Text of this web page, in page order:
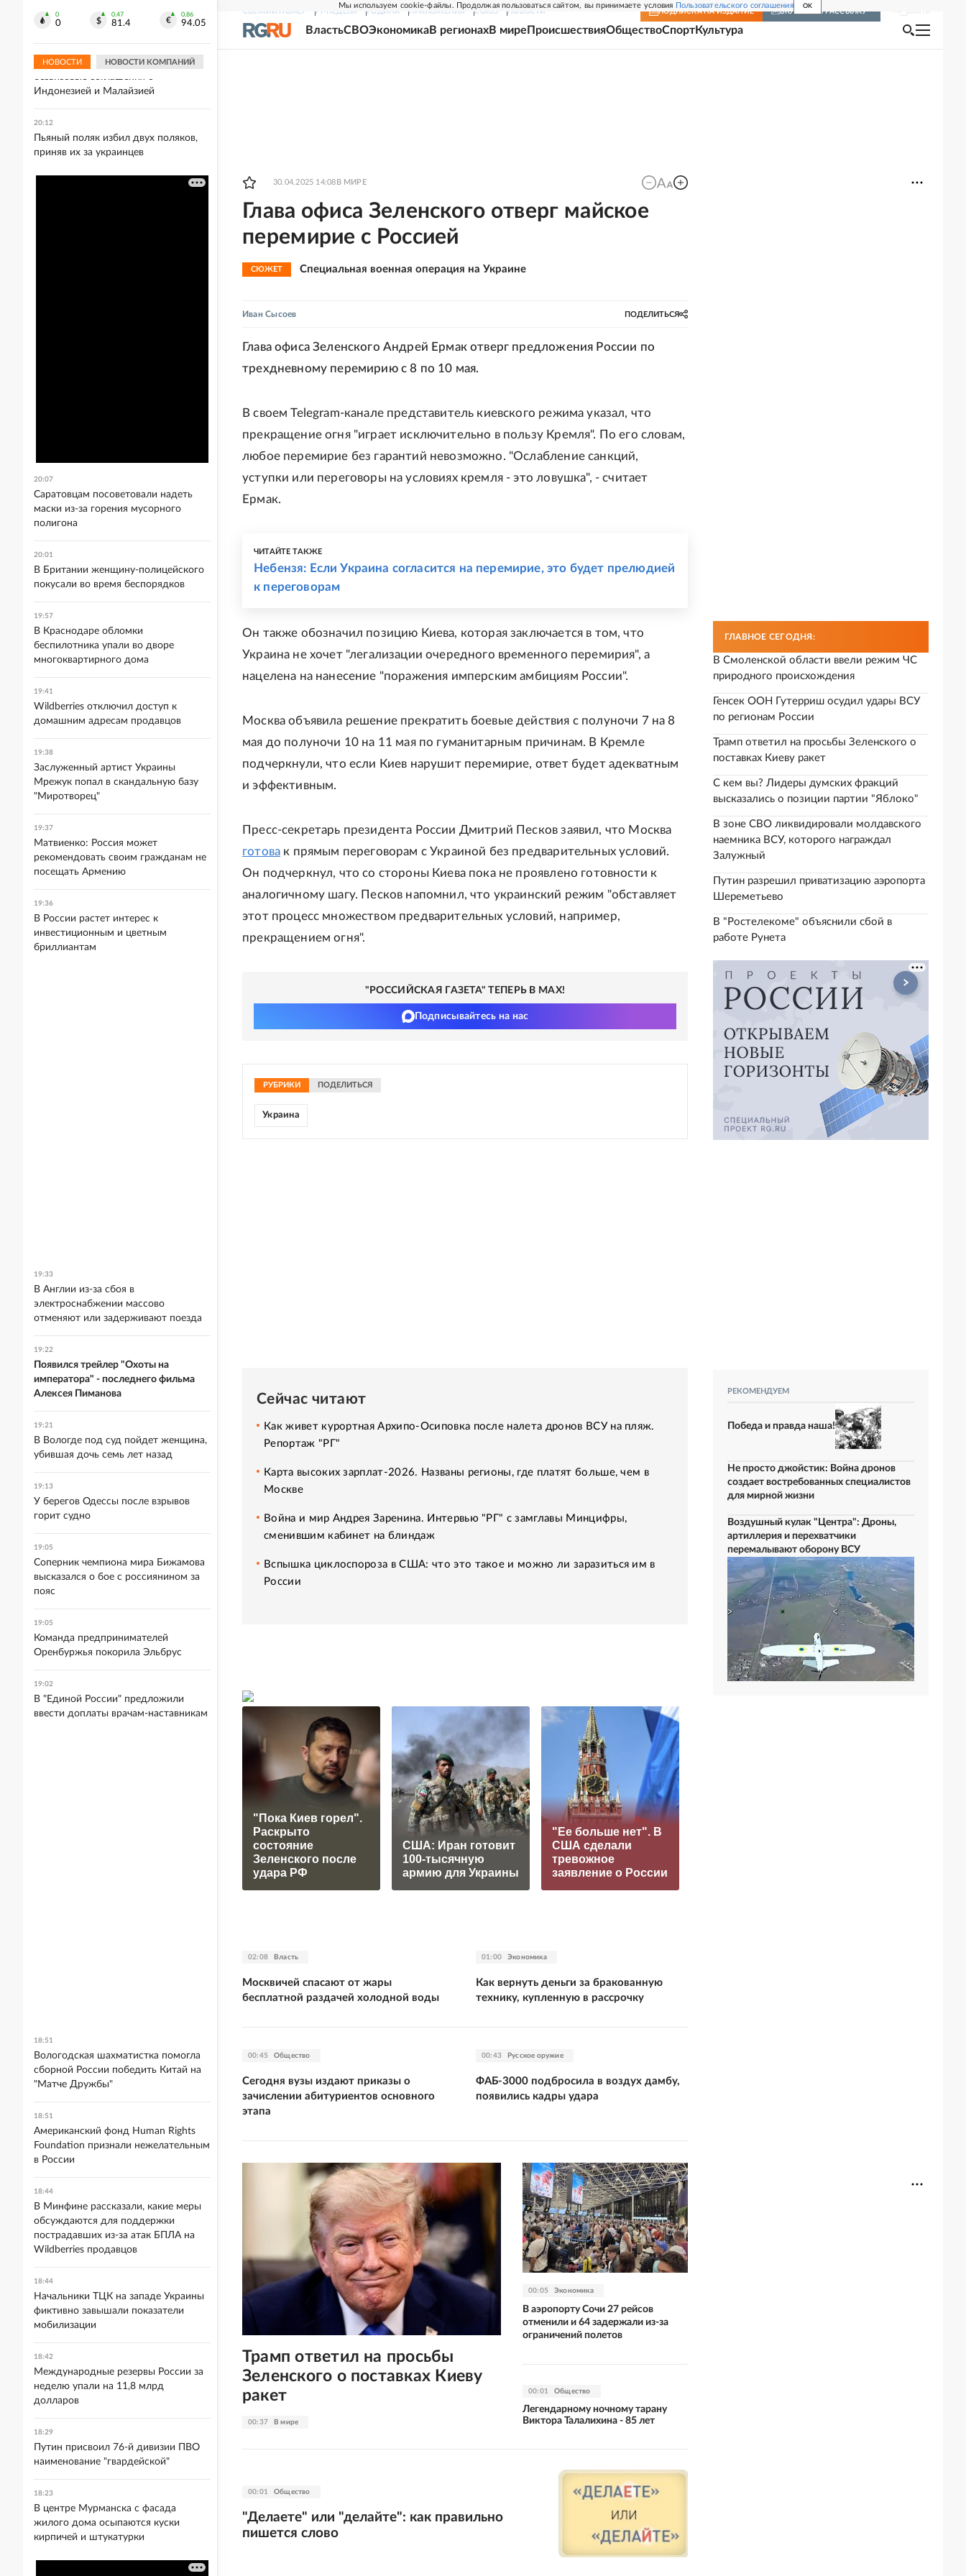
Мы используем cookie-файлы. Продолжая пользоваться сайтом, вы принимаете условия Пользовательского соглашения OK
СВЕЖИЙ НОМЕР РГ-НЕДЕЛЯ РОДИНА ПРИЛОЖЕНИЯ СОЮЗ НОВОСТИ ПОДПИСКА НА ИЗДАНИЕ ВКЛЮЧИТЬ РАССЫЛКУ
ВластьСВОЭкономикаВ регионахВ мире ПроисшествияОбществоСпортКультура
30.04.2025 14:08 В МИРЕ
Глава офиса Зеленского отверг майское
перемирие с Россией
СЮЖЕТ Специальная военная операция на Украине
Иван Сысоев ПОДЕЛИТЬСЯ
Глава офиса Зеленского Андрей Ермак отверг предложения России по
трехдневному перемирию с 8 по 10 мая.
В своем Telegram-канале представитель киевского режима указал, что
прекращение огня "играет исключительно в пользу Кремля". По его словам,
любое перемирие без гарантий невозможно. "Ослабление санкций,
уступки или переговоры на условиях кремля - это ловушка", - считает
Ермак.
ЧИТАЙТЕ ТАКЖЕ
Небензя: Если Украина согласится на перемирие, это будет прелюдией
к переговорам
Он также обозначил позицию Киева, которая заключается в том, что
Украина не хочет "легализации очередного временного перемирия", а
нацелена на нанесение "поражения имперским амбициям России".
Москва объявила решение прекратить боевые действия с полуночи 7 на 8
мая до полуночи 10 на 11 мая по гуманитарным причинам. В Кремле
подчеркнули, что если Киев нарушит перемирие, ответ будет адекватным
и эффективным.
Пресс-секретарь президента России Дмитрий Песков заявил, что Москва
готова к прямым переговорам с Украиной без предварительных условий.
Он подчеркнул, что со стороны Киева пока не проявлено готовности к
аналогичному шагу. Песков напомнил, что украинский режим "обставляет
этот процесс множеством предварительных условий, например,
прекращением огня".
"РОССИЙСКАЯ ГАЗЕТА" ТЕПЕРЬ В MAX!
Подписывайтесь на нас
РУБРИКИ ПОДЕЛИТЬСЯ
Украина
Сейчас читают
Как живет курортная Архипо-Осиповка после налета дронов ВСУ на пляж.
Репортаж "РГ"
Карта высоких зарплат-2026. Названы регионы, где платят больше, чем в
Москве
Война и мир Андрея Заренина. Интервью "РГ" с замглавы Минцифры,
сменившим кабинет на блиндаж
Вспышка циклоспороза в США: что это такое и можно ли заразиться им в
России
"Пока Киев горел".
Раскрыто
состояние
Зеленского после
удара РФ
США: Иран готовит
100-тысячную
армию для Украины
"Ее больше нет". В
США сделали
тревожное
заявление о России
02:08 Власть
Москвичей спасают от жары
бесплатной раздачей холодной воды
01:00 Экономика
Как вернуть деньги за бракованную
технику, купленную в рассрочку
00:45 Общество
Сегодня вузы издают приказы о
зачислении абитуриентов основного
этапа
00:43 Русское оружие
ФАБ-3000 подбросила в воздух дамбу,
появились кадры удара
00:37 В мире
Трамп ответил на просьбы
Зеленского о поставках Киеву
ракет
00:05 Экономика
В аэропорту Сочи 27 рейсов
отменили и 64 задержали из-за
ограничений полетов
00:01 Общество
Легендарному ночному тарану
Виктора Талалихина - 85 лет
00:01 Общество
"Делаете" или "делайте": как правильно
пишется слово
ГЛАВНОЕ СЕГОДНЯ:
В Смоленской области ввели режим ЧС
природного происхождения
Генсек ООН Гутерриш осудил удары ВСУ
по регионам России
Трамп ответил на просьбы Зеленского о
поставках Киеву ракет
С кем вы? Лидеры думских фракций
высказались о позиции партии "Яблоко"
В зоне СВО ликвидировали молдавского
наемника ВСУ, которого награждал
Залужный
Путин разрешил приватизацию аэропорта
Шереметьево
В "Ростелекоме" объяснили сбой в
работе Рунета
РЕКОМЕНДУЕМ
Победа и правда наша!
Не просто джойстик: Война дронов
создает востребованных специалистов
для мирной жизни
Воздушный кулак "Центра": Дроны,
артиллерия и перехватчики
перемалывают оборону ВСУ
0
0
0.47
81.4
0.86
94.05
НОВОСТИ НОВОСТИ КОМПАНИЙ
которого награждал Залужный
МЭР: РФ рассчитывает заключить
безвизовые соглашения с
Индонезией и Малайзией
20:12
Пьяный поляк избил двух поляков,
приняв их за украинцев
20:07
Саратовцам посоветовали надеть
маски из-за горения мусорного
полигона
20:01
В Британии женщину-полицейского
покусали во время беспорядков
19:57
В Краснодаре обломки
беспилотника упали во дворе
многоквартирного дома
19:41
Wildberries отключил доступ к
домашним адресам продавцов
19:38
Заслуженный артист Украины
Мрежук попал в скандальную базу
"Миротворец"
19:37
Матвиенко: Россия может
рекомендовать своим гражданам не
посещать Армению
19:36
В России растет интерес к
инвестиционным и цветным
бриллиантам
19:33
В Англии из-за сбоя в
электроснабжении массово
отменяют или задерживают поезда
19:22
Появился трейлер "Охоты на
императора" - последнего фильма
Алексея Пиманова
19:21
В Вологде под суд пойдет женщина,
убившая дочь семь лет назад
19:13
У берегов Одессы после взрывов
горит судно
19:05
Соперник чемпиона мира Бижамова
высказался о бое с россиянином за
пояс
19:05
Команда предпринимателей
Оренбуржья покорила Эльбрус
19:02
В "Единой России" предложили
ввести доплаты врачам-наставникам
18:51
Вологодская шахматистка помогла
сборной России победить Китай на
"Матче Дружбы"
18:51
Американский фонд Human Rights
Foundation признали нежелательным
в России
18:44
В Минфине рассказали, какие меры
обсуждаются для поддержки
пострадавших из-за атак БПЛА на
Wildberries продавцов
18:44
Начальники ТЦК на западе Украины
фиктивно завышали показатели
мобилизации
18:42
Международные резервы России за
неделю упали на 11,8 млрд
долларов
18:29
Путин присвоил 76-й дивизии ПВО
наименование "гвардейской"
18:23
В центре Мурманска с фасада
жилого дома осыпаются куски
кирпичей и штукатурки